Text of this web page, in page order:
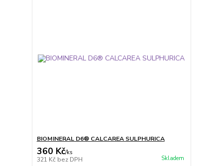
BIOMINERAL D6® CALCAREA SULPHURICA
360 Kč/ks
321 Kč bez DPH Skladem